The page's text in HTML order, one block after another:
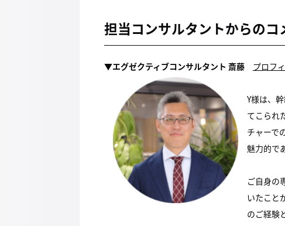
担当コンサルタントからのコ
▼エグゼクティブコンサルタント 斎藤 プロフ
Y様は、
てこられ
チャーで
魅力的で
ご自身の
いたこと
のご経験